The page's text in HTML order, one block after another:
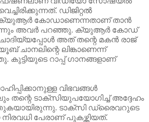
ഡിജിറ്റൽ
ക്യുആർ കോഡാണെന്നതാണ് താൻ
അവർ പറഞ്ഞു. ക്യുആർ കോഡ്
അത് തന്റെ മകൻ രാജ്
ചാനലിന്റെ ലിങ്കാണെന്ന്
റാപ്പ് ഗാനങ്ങളാണ്
വിഭവങ്ങൾ
തന്റെ ടാക്‌സിയുപയോഗിച്ച് അദ്ദേഹം
ടാക്‌സി ഡ്രൈവറുടെ
പേരാണ് പുകഴ്ത്തിയത്.